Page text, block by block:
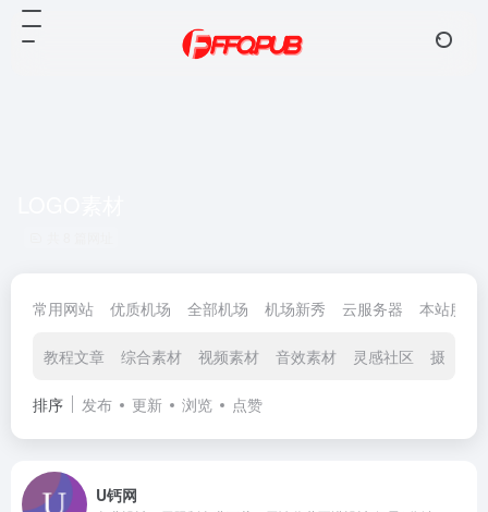
常用网站 优质机场 全部机场 机场新秀 云服务器 本站服务
教程文章 综合素材 视频素材 音效素材 灵感社区 摄影图
排序 发布 更新 浏览 点赞
U钙网